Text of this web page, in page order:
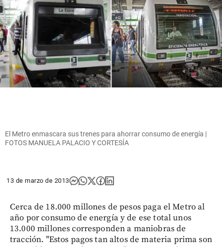
El Metro enmascara sus trenes para ahorrar consumo de energía |
FOTOS MANUELA PALACIO Y CORTESÍA
13 de marzo de 2013
Cerca de 18.000 millones de pesos paga el Metro al
año por consumo de energía y de ese total unos
13.000 millones corresponden a maniobras de
tracción. "Estos pagos tan altos de materia prima son